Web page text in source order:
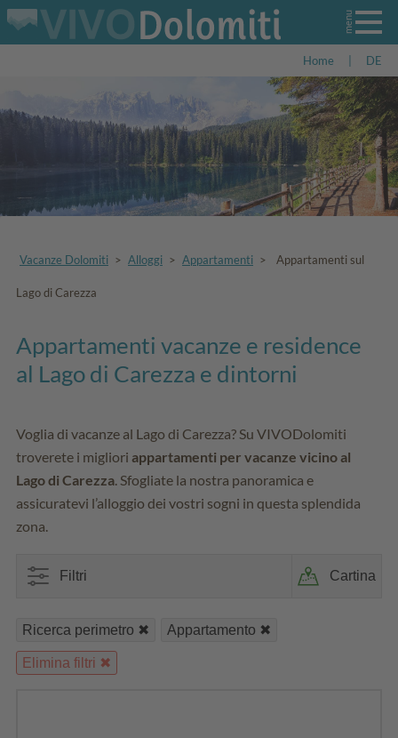
Home DE
Vacanze Dolomiti > Alloggi > Appartamenti > Appartamenti sul
Lago di Carezza
Appartamenti vacanze e residence
al Lago di Carezza e dintorni
Voglia di vacanze al Lago di Carezza? Su VIVODolomiti
troverete i migliori appartamenti per vacanze vicino al
Lago di Carezza . Sfogliate la nostra panoramica e
assicuratevi l’alloggio dei vostri sogni in questa splendida
zona.
Filtri Cartina
Ricerca perimetro Appartamento
Elimina filtri